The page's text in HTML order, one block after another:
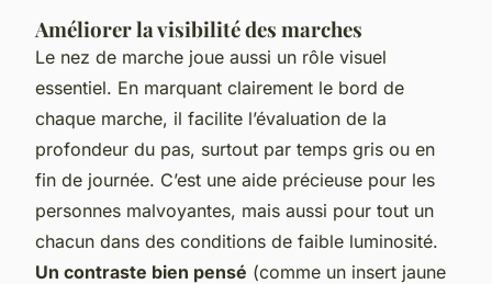
Améliorer la visibilité des marches
Le nez de marche joue aussi un rôle visuel
essentiel. En marquant clairement le bord de
chaque marche, il facilite l’évaluation de la
profondeur du pas, surtout par temps gris ou en
fin de journée. C’est une aide précieuse pour les
personnes malvoyantes, mais aussi pour tout un
chacun dans des conditions de faible luminosité.
Un contraste bien pensé (comme un insert jaune